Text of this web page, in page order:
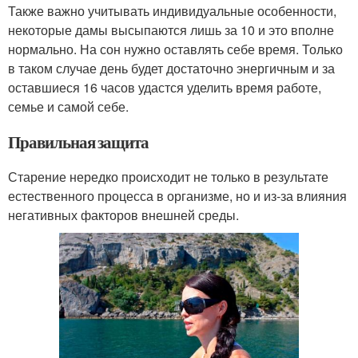
Также важно учитывать индивидуальные особенности,
некоторые дамы высыпаются лишь за 10 и это вполне
нормально. На сон нужно оставлять себе время. Только
в таком случае день будет достаточно энергичным и за
оставшиеся 16 часов удастся уделить время работе,
семье и самой себе.
Правильная защита
Старение нередко происходит не только в результате
естественного процесса в организме, но и из-за влияния
негативных факторов внешней среды.